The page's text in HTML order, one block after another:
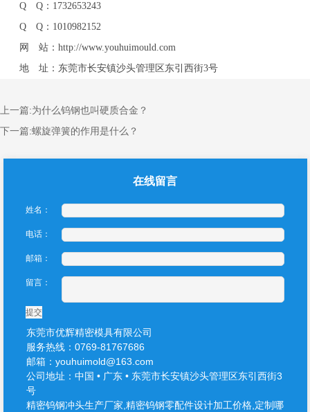
Q Q：1732653243
Q Q：1010982152
网 站：http://www.youhuimould.com
地 址：东莞市长安镇沙头管理区东引西街3号
上一篇:为什么钨钢也叫硬质合金？
下一篇:螺旋弹簧的作用是什么？
在线留言
姓名：
电话：
邮箱：
留言：
提交
东莞市优辉精密模具有限公司
服务热线：0769-81767686
邮箱：youhuimold@163.com
公司地址：中国 • 广东 • 东莞市长安镇沙头管理区东引西街3
号
精密钨钢冲头生产厂家,精密钨钢零配件设计加工价格,定制哪